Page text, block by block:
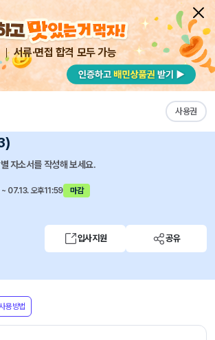
서류·면접 합격 모두 가능
사용권
목 자소서 내 작성목록
울/런던) 주요 고객사 프로젝트 담당자
자소서를 작성해 보세요.
07.13. 오후11:59
마감
입사지원 공유
용방법